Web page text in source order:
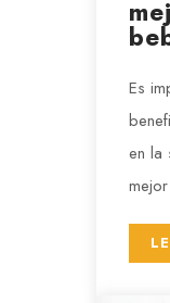
Es
en la